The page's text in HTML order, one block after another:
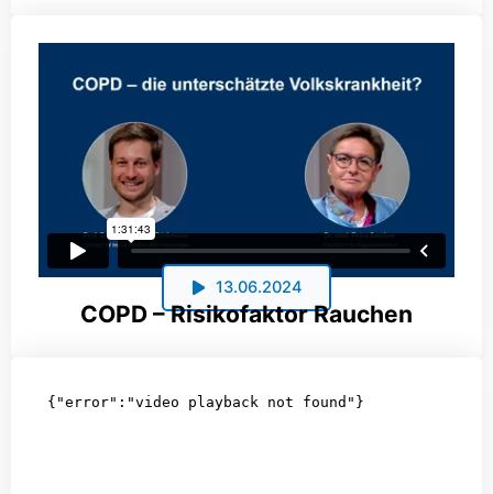
13.06.2024
COPD – Risikofaktor Rauchen